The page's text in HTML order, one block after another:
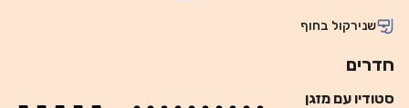
שנירקול בחוף
חדרים
סטודיו עם מזגן